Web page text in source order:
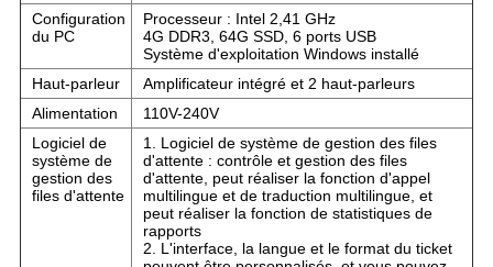
Configuration
du PC
Processeur : Intel 2,41 GHz
4G DDR3, 64G SSD, 6 ports USB
Système d'exploitation Windows installé
Haut-parleur
Amplificateur intégré et 2 haut-parleurs
Alimentation
110V-240V
Logiciel de
système de
gestion des
files d'attente
1. Logiciel de système de gestion des files
d'attente : contrôle et gestion des files
d'attente, peut réaliser la fonction d'appel
multilingue et de traduction multilingue, et
peut réaliser la fonction de statistiques de
rapports
2. L'interface, la langue et le format du ticket